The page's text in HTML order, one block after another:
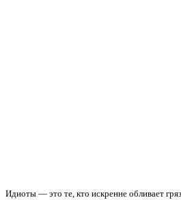
Идиоты — это те, кто искренне обливает